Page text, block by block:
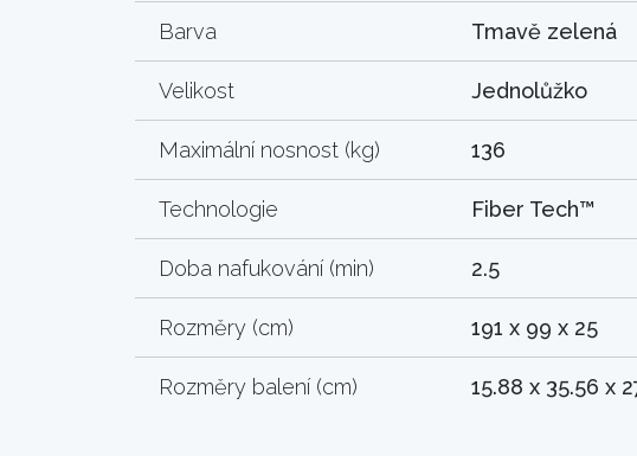
Barva Tmavě zelená
Velikost Jednolůžko
Maximální nosnost (kg) 136
Technologie Fiber Tech™
Doba nafukování (min) 2.5
Rozměry (cm) 191 x 99 x 25
Rozměry balení (cm) 15.88 x 35.56 x